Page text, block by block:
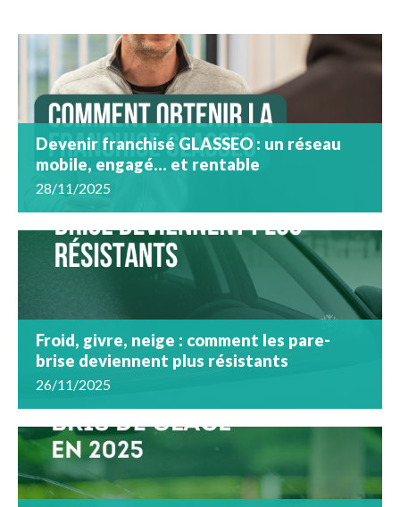
Devenir franchisé GLASSEO : un réseau
mobile, engagé… et rentable
28/11/2025
Froid, givre, neige : comment les pare-
brise deviennent plus résistants
26/11/2025